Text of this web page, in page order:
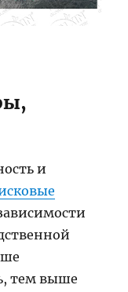
и
тем выше